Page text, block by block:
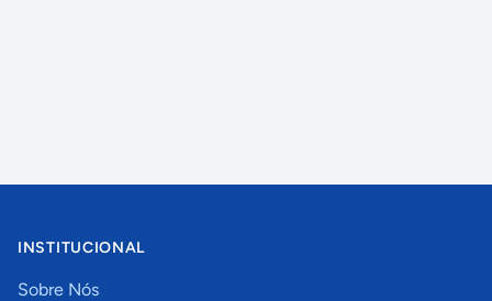
INSTITUCIONAL
Sobre Nós